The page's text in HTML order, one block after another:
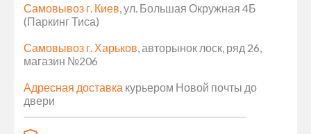
Самовывоз г. Киев, ул. Большая Окружная 4Б
(Паркинг Тиса)
Самовывоз г. Харьков, авторынок лоск, ряд 26,
магазин №206
Адресная доставка курьером Новой почты до
двери